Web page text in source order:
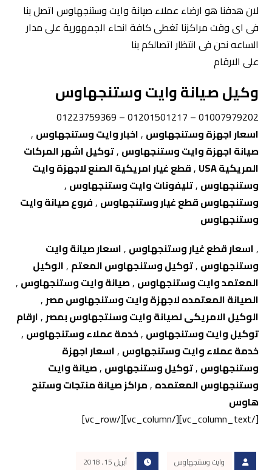
لان هدفنا هو ارضاء عملاء صيانة وايت وستنجهاوس اتصل بنا
فى اى وقت مراكزنا تغطى كافة انحاء الجمهورية على مدار
الساعه نحن فى انتظار اتصالكم بنا
على الارقام
وكيل صيانة وايت وستنجهاوس
01007979202 – 01201501217 – 01223759369
اسعار اجهزة وستنجهاوس ,اخبار وايت وستنجهاوس ,
صيانة اجهزة وايت وستنجهاوس ,توكيل اشهر المركات
المريكية USA
,قطع غيار امريكية الصنع لاجهزة وايت
وستنجهاوس ,تليفونات وايت وستنجهاوس ,
وستنجهاوس قطع غيار وستنجهاوس ,فروع صيانة وايت
وستنجهاوس
,اسعار قطع غيار وستنجهاوس ,اسعار صيانة وايت
وستنجهاوس ,توكيل وستنجهاوس المعتم ,الوكيل
المعتمد وايت وستنجهاوس ,صيانة وايت وستنجهاوس ,
الصيانة المعتمده لاجهزة وايت وستنجهاوس مصر,
الوكيل الامريكى لصيانة وايت وسنتجهاوس بمصر,ارقام
توكيل وايت وستنجهاوس ,خدمة عملاء وستنجهاوس ,
خدمة عملاء وايت وستنجهاوس ,اسعار اجهزة
وستنجهاوس ,توكيل وستنجهاوس ,صيانة وايت
وستنجهاوس المعتمده ,مراكز صيانة منتجات وستنج
هاوس
[/vc_column_text][/vc_column][/vc_row]
وايت وستنجهاوس
أبريل 15, 2018